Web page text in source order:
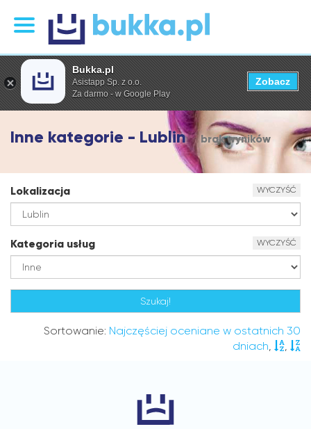
Inne kategorie - Lublin brak wyników
Lokalizacja WYCZYŚĆ
Kategoria usług WYCZYŚĆ
Sortowanie: Najczęściej oceniane w ostatnich 30
dniach, ,
Bukka.pl
Asistapp Sp. z o.o.
Za darmo - w Google Play
Zobacz